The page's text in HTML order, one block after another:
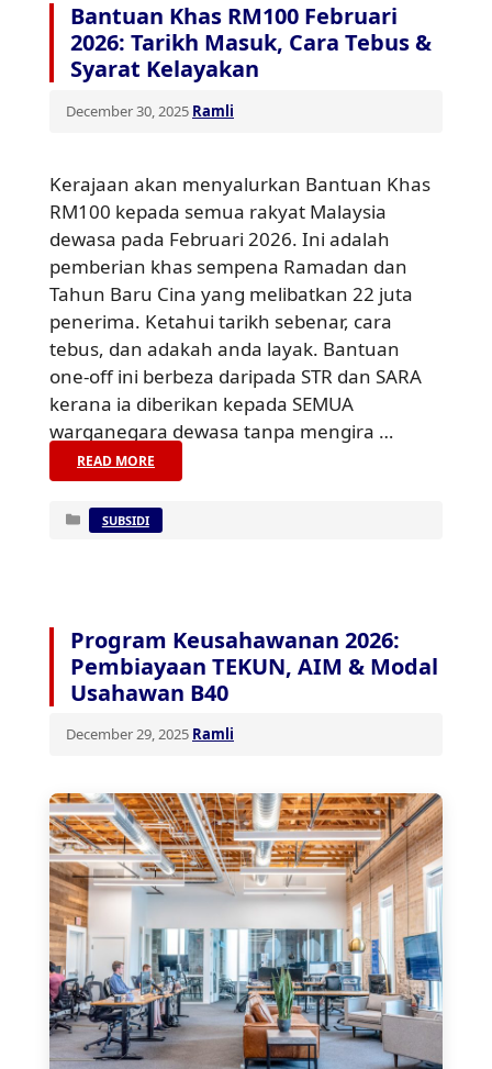
Bantuan Khas RM100 Februari
2026: Tarikh Masuk, Cara Tebus &
Syarat Kelayakan
December 30, 2025 Ramli
Kerajaan akan menyalurkan Bantuan Khas
RM100 kepada semua rakyat Malaysia
dewasa pada Februari 2026. Ini adalah
pemberian khas sempena Ramadan dan
Tahun Baru Cina yang melibatkan 22 juta
penerima. Ketahui tarikh sebenar, cara
tebus, dan adakah anda layak. Bantuan
one-off ini berbeza daripada STR dan SARA
kerana ia diberikan kepada SEMUA
warganegara dewasa tanpa mengira …
READ MORE
Categories
SUBSIDI
Program Keusahawanan 2026:
Pembiayaan TEKUN, AIM & Modal
Usahawan B40
December 29, 2025 Ramli